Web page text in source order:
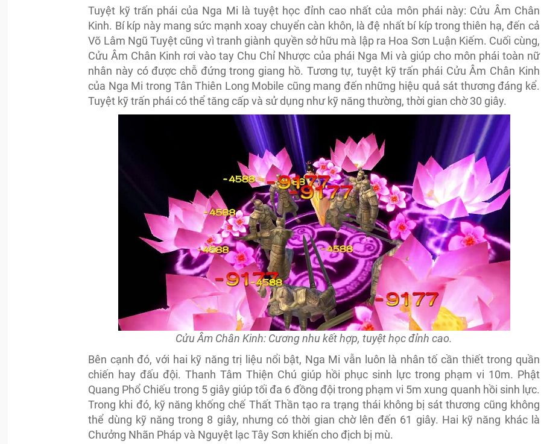
Tuyệt kỹ trấn phái của Nga Mi là tuyệt học đỉnh cao nhất của môn phái này: Cửu Âm Chân
Kinh. Bí kíp này mang sức mạnh xoay chuyển càn khôn, là đệ nhất bí kíp trong thiên hạ, đến cả
Võ Lâm Ngũ Tuyệt cũng vì tranh giành quyền sở hữu mà lập ra Hoa Sơn Luận Kiếm. Cuối cùng,
Cửu Âm Chân Kinh rơi vào tay Chu Chỉ Nhược của phái Nga Mi và giúp cho môn phái toàn nữ
nhân này có được chỗ đứng trong giang hồ. Tương tự, tuyệt kỹ trấn phái Cửu Âm Chân Kinh
của Nga Mi trong Tân Thiên Long Mobile cũng mang đến những hiệu quả sát thương đáng kể.
Tuyệt kỹ trấn phái có thể tăng cấp và sử dụng như kỹ năng thường, thời gian chờ 30 giây.
Cửu Âm Chân Kinh: Cương nhu kết hợp, tuyệt học đỉnh cao.
Bên cạnh đó, với hai kỹ năng trị liệu nổi bật, Nga Mi vẫn luôn là nhân tố cần thiết trong quần
chiến hay đấu đội. Thanh Tâm Thiện Chú giúp hồi phục sinh lực trong phạm vi 10m. Phật
Quang Phổ Chiếu trong 5 giây giúp tối đa 6 đồng đội trong phạm vi 5m xung quanh hồi sinh lực.
Trong khi đó, kỹ năng khống chế Thất Thần tạo ra trạng thái không bị sát thương cũng không
thể dùng kỹ năng trong 8 giây, nhưng có thời gian chờ lên đến 61 giây. Hai kỹ năng khác là
Chưởng Nhãn Pháp và Nguyệt lạc Tây Sơn khiến cho địch bị mù.